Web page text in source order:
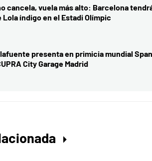
cancela, vuela más alto: Barcelona
índigo en el Estadi Olímpic
presenta en primicia mundial
City Garage Madrid